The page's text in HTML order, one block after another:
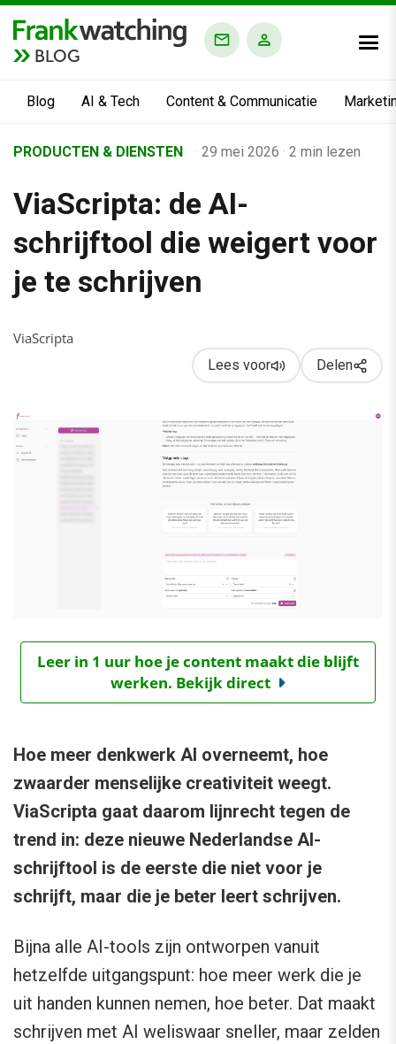
BLOG
Blog AI & Tech Content & Communicatie
Business Channel
ViaScripta: de AI-schrijftool die weigert voor je te schrijven
PRODUCTEN & DIENSTEN · 29 mei 2026 · 2 min lezen
ViaScripta: de AI-
schrijftool die weigert voor
je te schrijven
ViaScripta
Lees voor Delen
Leer in 1 uur hoe je content maakt die blijft
werken. Bekijk direct
Hoe meer denkwerk AI overneemt, hoe
zwaarder menselijke creativiteit weegt.
ViaScripta gaat daarom lijnrecht tegen de
trend in: deze nieuwe Nederlandse AI-
schrijftool is de eerste die niet voor je
schrijft, maar die je beter leert schrijven.
Bijna alle AI-tools zijn ontworpen vanuit
hetzelfde uitgangspunt: hoe meer werk die je
uit handen kunnen nemen, hoe beter. Dat maakt
schrijven met AI weliswaar sneller, maar zelden